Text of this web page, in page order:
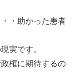
・助かった患者
実です。
権に期待するの